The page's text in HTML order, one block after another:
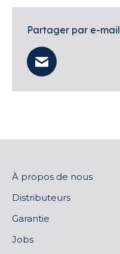
Partager par e-mail
À propos de nous
Distributeurs
Garantie
Jobs